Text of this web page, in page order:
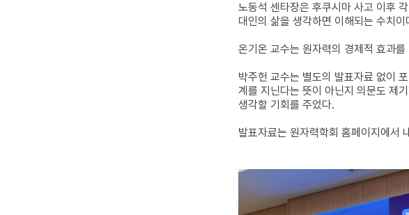
노동석 센타장은 후쿠시마 사고 이후
대인의 삶을 생각하면 이해되는 수치이
온기온 교수는 원자력의 경제적 효과
박주헌 교수는 별도의 발표자료 없이
계를 지닌다는 뜻이 아닌지 의문도 제
생각할 기회를 주었다.
발표자료는 원자력학회 홈페이지에서